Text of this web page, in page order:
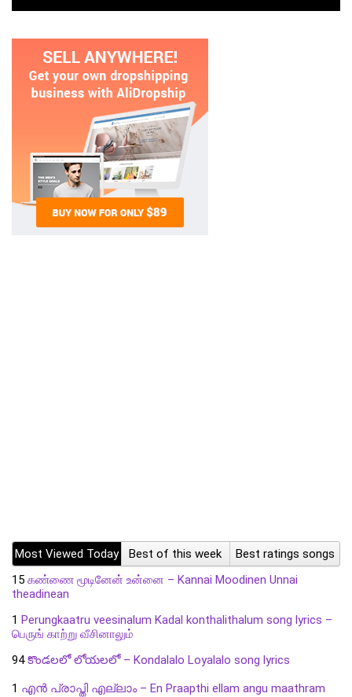
Most Viewed Today Best of this week
Best ratings songs
15 கண்ணை மூடினேன் உன்னை – Kannai Moodinen Unnai
theadinean
1 Perungkaatru veesinalum Kadal konthalithalum song lyrics –
பெருங் காற்று வீசினாலும்
94 కొండలలో లోయలలో – Kondalalo Loyalalo song lyrics
1 എൻ പ്രാപ്തി എല്ലാം – En Praapthi ellam angu maathram